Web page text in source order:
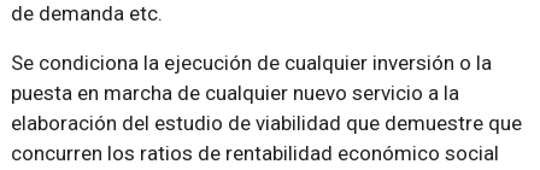
de demanda etc.
Se condiciona la ejecución de cualquier inversión o la
puesta en marcha de cualquier nuevo servicio a la
elaboración del estudio de viabilidad que demuestre que
concurren los ratios de rentabilidad económico social